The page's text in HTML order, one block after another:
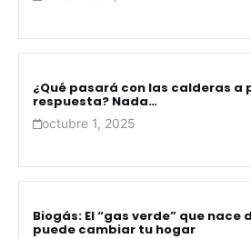
¿Qué pasará con las calderas a
respuesta? Nada…
octubre 1, 2025
Biogás: El “gas verde” que nace
puede cambiar tu hogar